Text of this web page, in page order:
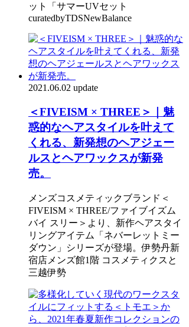
ット「サマーUVセット
curatedbyTDSNewBalance
2021.06.02 update
＜FIVEISM × THREE＞｜魅
惑的なヘアスタイルを叶えて
くれる、新発想のヘアジェー
ルスとヘアワックスが新発
売。
メンズコスメティックブランド＜
FIVEISM × THREE/ファイブイズム
バイ スリー＞より、新作ヘアスタイ
リングアイテム「ネバーレットミー
ダウン」シリーズが登場。伊勢丹新
宿店メンズ館1階 コスメティクスと
三越伊勢